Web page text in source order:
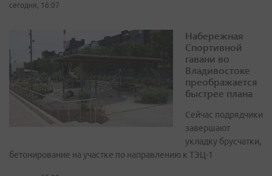
сегодня, 16:07
Набережная
Спортивной
гавани во
Владивостоке
преображается
быстрее плана
Сейчас подрядчики
завершают
укладку брусчатки,
бетонирование на участке по направлению к ТЭЦ-1